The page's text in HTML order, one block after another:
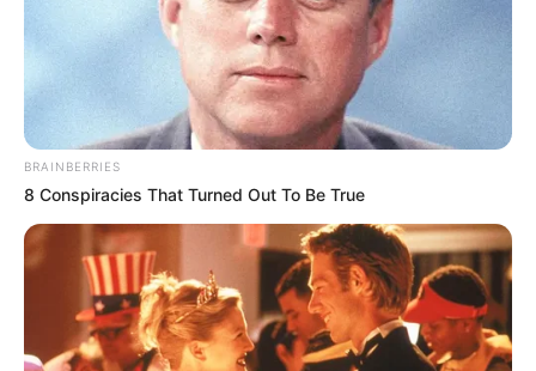
BRAINBERRIES
8 Conspiracies That Turned Out To Be True